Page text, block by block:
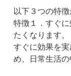
以下３つの特徴
特徴１．すぐ
たくなります。
すぐに効果を
め、日常生活の